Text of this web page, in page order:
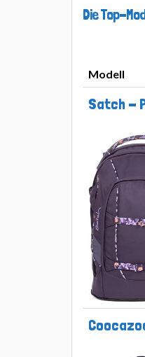
Die Top-
Modell
Satch -